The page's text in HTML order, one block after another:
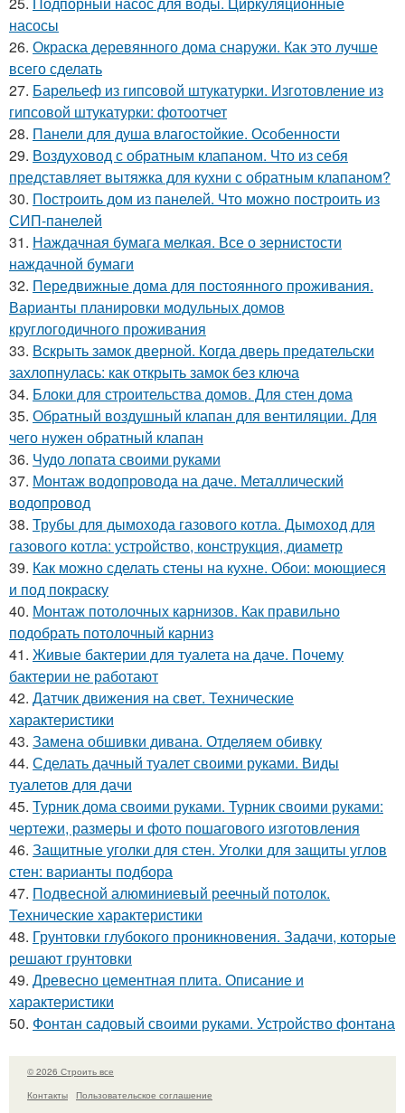
насосы
26. Окраска деревянного дома снаружи. Как это лучше
всего сделать
27. Барельеф из гипсовой штукатурки. Изготовление из
гипсовой штукатурки: фотоотчет
28. Панели для душа влагостойкие. Особенности
29. Воздуховод с обратным клапаном. Что из себя
представляет вытяжка для кухни с обратным клапаном?
30. Построить дом из панелей. Что можно построить из
СИП-панелей
31. Наждачная бумага мелкая. Все о зернистости
наждачной бумаги
32. Передвижные дома для постоянного проживания.
Варианты планировки модульных домов
круглогодичного проживания
33. Вскрыть замок дверной. Когда дверь предательски
захлопнулась: как открыть замок без ключа
34. Блоки для строительства домов. Для стен дома
35. Обратный воздушный клапан для вентиляции. Для
чего нужен обратный клапан
36. Чудо лопата своими руками
37. Монтаж водопровода на даче. Металлический
водопровод
38. Трубы для дымохода газового котла. Дымоход для
газового котла: устройство, конструкция, диаметр
39. Как можно сделать стены на кухне. Обои: моющиеся
и под покраску
40. Монтаж потолочных карнизов. Как правильно
подобрать потолочный карниз
41. Живые бактерии для туалета на даче. Почему
бактерии не работают
42. Датчик движения на свет. Технические
характеристики
43. Замена обшивки дивана. Отделяем обивку
44. Сделать дачный туалет своими руками. Виды
туалетов для дачи
45. Турник дома своими руками. Турник своими руками:
чертежи, размеры и фото пошагового изготовления
46. Защитные уголки для стен. Уголки для защиты углов
стен: варианты подбора
47. Подвесной алюминиевый реечный потолок.
Технические характеристики
48. Грунтовки глубокого проникновения. Задачи, которые
решают грунтовки
49. Древесно цементная плита. Описание и
характеристики
50. Фонтан садовый своими руками. Устройство фонтана
© 2026 Строить все
Контакты
Пользовательское соглашение